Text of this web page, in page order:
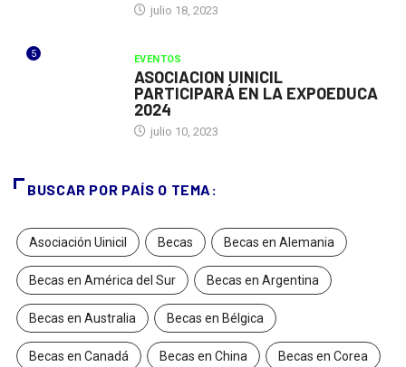
julio 18, 2023
5 EVENTOS
ASOCIACION UINICIL
PARTICIPARÁ EN LA EXPOEDUCA
2024
julio 10, 2023
BUSCAR POR PAÍS O TEMA:
Asociación Uinicil Becas Becas en Alemania
Becas en América del Sur Becas en Argentina
Becas en Australia Becas en Bélgica
Becas en Canadá Becas en China Becas en Corea